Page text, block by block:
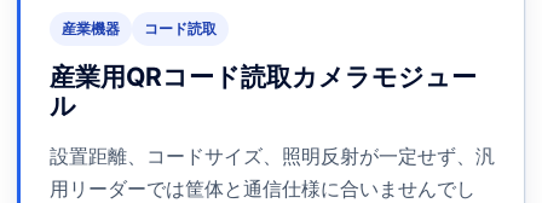
産業機器 コード読取
産業用QRコード読取カメラモジュー
ル
設置距離、コードサイズ、照明反射が一定せず、汎
用リーダーでは筐体と通信仕様に合いませんでし